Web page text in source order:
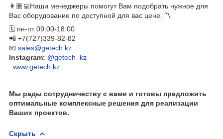
👩🏽‍💻Наши менеджеры помогут Вам подобрать нужное для
Вас оборудование по доступной для вас цене. 〽️
🗓 пн-пт 09:00-18:00
📲 +7(727)339-82-82
📧 sales@getech.kz
Instagram: @getech_kz
www.getech.kz
Мы рады сотрудничеству с вами и готовы предложить
оптимальные комплексные решения для реализации
Ваших проектов.
Скрыть